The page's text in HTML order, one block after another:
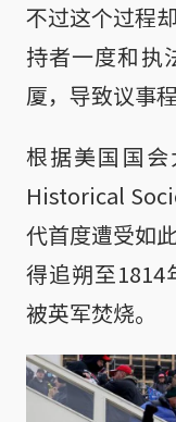
不过这个过程
持者一度和执
厦，导致议事
根据美国国
Historical
代首度遭受如
得追朔至1814
被英军焚烧。